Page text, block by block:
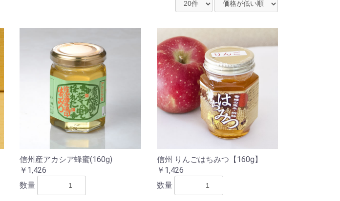
信州産アカシア蜂蜜(160g)
￥1,426
数量
信州 りんごはちみつ【160g】
￥1,426
数量